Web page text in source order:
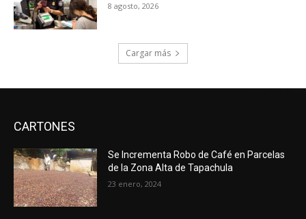
8 agosto, 2026
Cargar más
CARTONES
Se Incrementa Robo de Café en Parcelas
de la Zona Alta de Tapachula
23 enero, 2024